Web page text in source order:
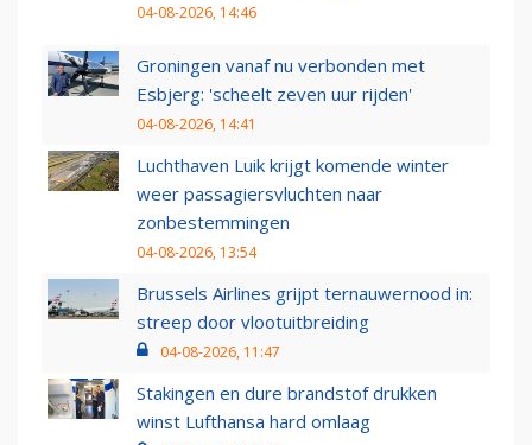
04-08-2026, 14:46
Groningen vanaf nu verbonden met
Esbjerg: 'scheelt zeven uur rijden'
04-08-2026, 14:41
Luchthaven Luik krijgt komende winter
weer passagiersvluchten naar
zonbestemmingen
04-08-2026, 13:54
Brussels Airlines grijpt ternauwernood in:
streep door vlootuitbreiding
04-08-2026, 11:47
Stakingen en dure brandstof drukken
winst Lufthansa hard omlaag